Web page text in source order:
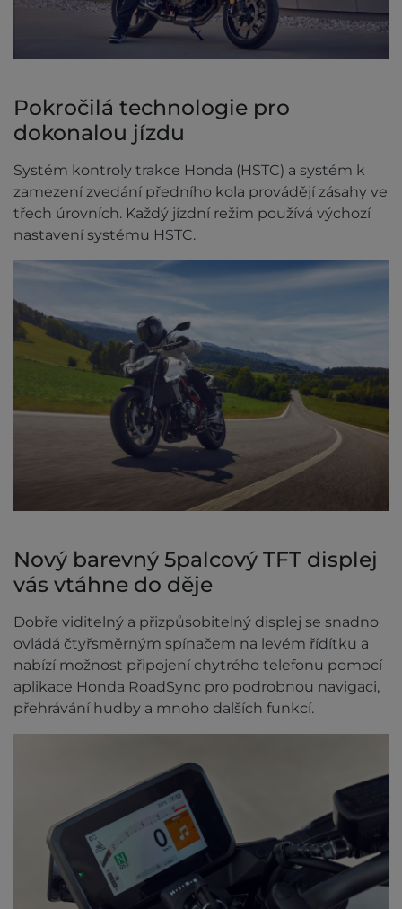
Pokročilá technologie pro
dokonalou jízdu
Systém kontroly trakce Honda (HSTC) a systém k
zamezení zvedání předního kola provádějí zásahy ve
třech úrovních. Každý jízdní režim používá výchozí
nastavení systému HSTC.
Nový barevný 5palcový TFT displej
vás vtáhne do děje
Dobře viditelný a přizpůsobitelný displej se snadno
ovládá čtyřsměrným spínačem na levém řídítku a
nabízí možnost připojení chytrého telefonu pomocí
aplikace Honda RoadSync pro podrobnou navigaci,
přehrávání hudby a mnoho dalších funkcí.